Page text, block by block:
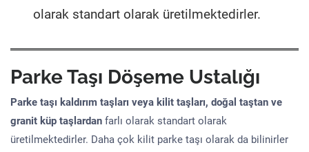
olarak standart olarak üretilmektedirler.
Parke Taşı Döşeme Ustalığı
Parke taşı kaldırım taşları veya kilit taşları, doğal taştan ve
granit küp taşlardan farlı olarak standart olarak
üretilmektedirler. Daha çok kilit parke taşı olarak da bilinirler